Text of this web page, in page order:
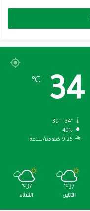
34
℃
39º - 34º
40%
9.25 كيلومتر/ساعة
37
℃
الأثنين
37
℃
الثلاثاء